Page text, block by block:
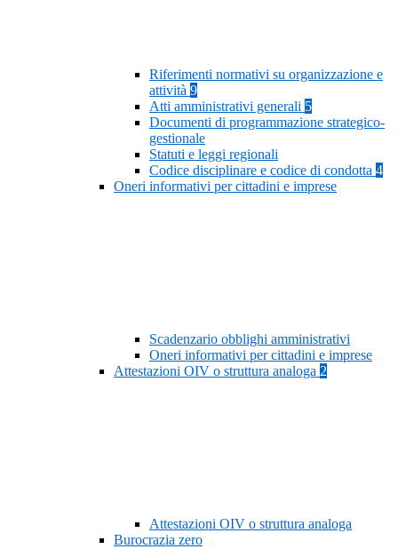
Riferimenti normativi su organizzazione e
attività 9
Atti amministrativi generali 5
Documenti di programmazione strategico-
gestionale
Statuti e leggi regionali
Codice disciplinare e codice di condotta 4
Oneri informativi per cittadini e imprese
Scadenzario obblighi amministrativi
Oneri informativi per cittadini e imprese
Attestazioni OIV o struttura analoga 2
Attestazioni OIV o struttura analoga
Burocrazia zero